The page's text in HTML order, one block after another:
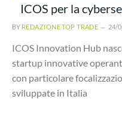
ICOS per la
BY REDAZIONE TOP TRADE 24/
ICOS Innovation Hub
startup innovative
con particolare
sviluppate in Italia